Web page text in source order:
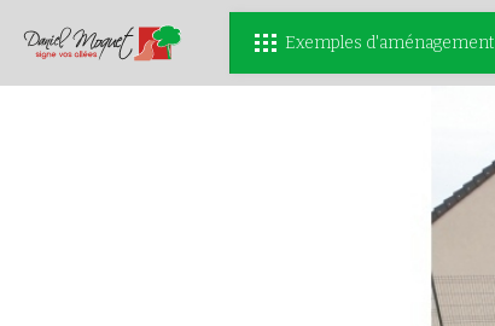
Exemples d'aménagement